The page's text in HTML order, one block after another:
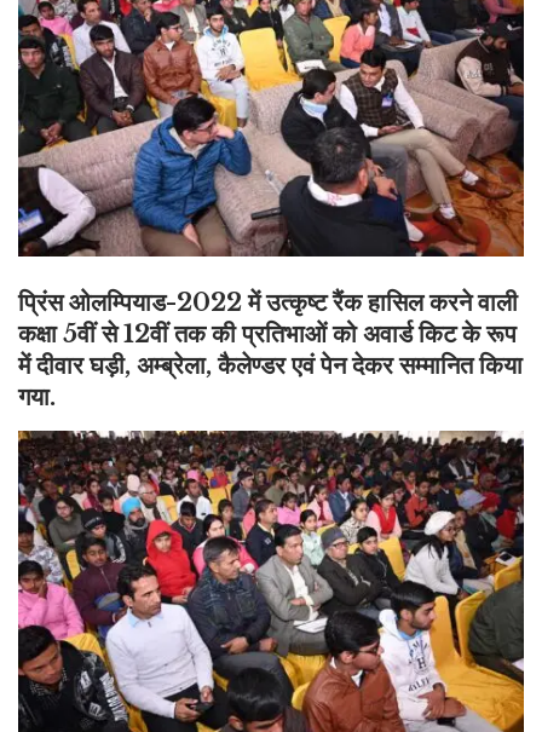
प्रिंस ओलम्पियाड-2022 में उत्कृष्ट रैंक हासिल करने वाली
कक्षा 5वीं से 12वीं तक की प्रतिभाओं को अवार्ड किट के रूप
में दीवार घड़ी, अम्ब्रेला, कैलेण्डर एवं पेन देकर सम्मानित किया
गया.